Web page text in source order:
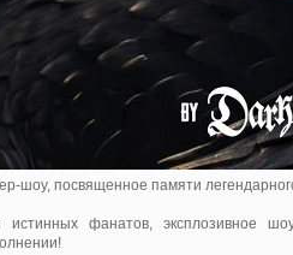
шоу, посвященное памяти
истинных фанатов, эксплозивное